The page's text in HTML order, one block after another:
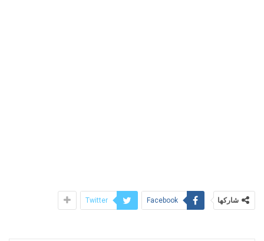
شاركها Facebook
Twitter